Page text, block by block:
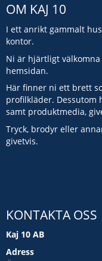
OM KAJ 10
I ett anrikt gammalt
kontor.
Ni är hjärtligt
hemsidan.
Här finner ni ett brett
profilkläder.
samt produktmedia,
Tryck, brodyr eller
givetvis.
KONTAKTA OSS
Kaj 10 AB
Adress